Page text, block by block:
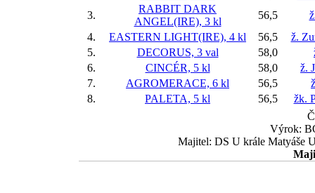
3.
RABBIT DARK
ANGEL(IRE), 3 kl
56,5
4.
EASTERN LIGHT(IRE), 4 kl 56,5
ž.
5.
DECORUS, 3 val 58,0
6.
CINCÉR, 5 kl 58,0
ž.
7.
AGROMERACE, 6 kl 56,5
8.
PALETA, 5 kl 56,5
žk.
Výrok:
Majitel: DS U krále Matyáše